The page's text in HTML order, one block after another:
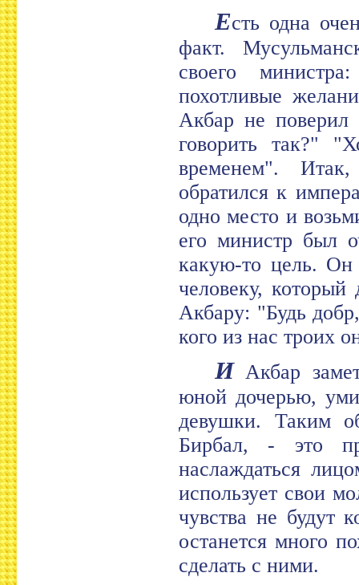
Есть одна
факт.
своего
похотливые
Акбар не
говорить так?"
временем".
обратился к
одно место и
его министр был
какую-то цель. Он
человеку,
Акбару: "Будь
кого из нас троих
ИАкбар
юной дочерью,
девушки. Таким
Бирбал, - это
наслаждаться
использует свои
чувства не будут
останется много
сделать с ними.